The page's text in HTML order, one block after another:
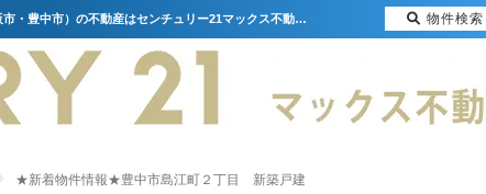
★新着物件情報★豊中市島江町２丁目 新築戸建【更新】 | 大阪（門真市・大阪市・豊中市）の不動産はセンチュリー21マックス不動産販売
★新着物件情報★豊中市島江町２丁目 新築戸建
物件検索